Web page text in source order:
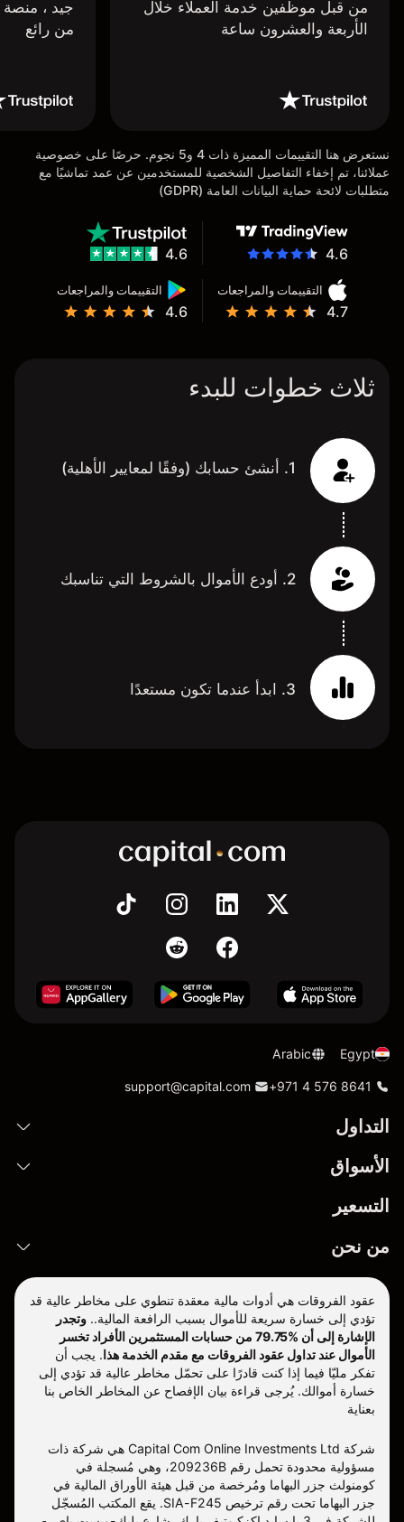
من قبل موظفين خدمة العملاء خلال
الأربعة والعشرون ساعة
جيد ،
من رائع
نستعرض هنا التقييمات المميزة ذات 4 و5 نجوم. حرصًا على خصوصية
عملائنا، تم إخفاء التفاصيل الشخصية للمستخدمين عن عمد تماشيًا مع
متطلبات لائحة حماية البيانات العامة (GDPR)
4.6
التقييمات والمراجعات
4.7
التقييمات والمراجعات
4.6
4.6
ثلاث خطوات للبدء
1. أنشئ حسابك (وفقًا لمعايير الأهلية)
2. أودع الأموال بالشروط التي تناسبك
3. ابدأ عندما تكون مستعدًا
Egypt
Arabic
+971 4 576 8641
support@capital.com
التداول
الأسواق
التسعير
من نحن
عقود الفروقات هي أدوات مالية معقدة تنطوي على مخاطر عالية قد
تؤدي إلى خسارة سريعة للأموال بسبب الرافعة المالية.. وتجدر
الإشارة إلى أن %79.75 من حسابات المستثمرين الأفراد تخسر
الأموال عند تداول عقود الفروقات مع مقدم الخدمة هذا. يجب أن
تفكر مليّا فيما إذا كنت قادرًا على تحمّل مخاطر عالية قد تؤدي إلى
خسارة أموالك. يُرجى قراءة بيان الإفصاح عن المخاطر الخاص بنا
بعناية
شركة Capital Com Online Investments Ltd هي شركة ذات
مسؤولية محدودة تحمل رقم 209236B، وهي مُسجلة في
كومنولث جزر البهاما ومُرخصة من قبل هيئة الأوراق المالية في
جزر البهاما تحت رقم ترخيص SIA-F245. يقع المكتب المُسجّل